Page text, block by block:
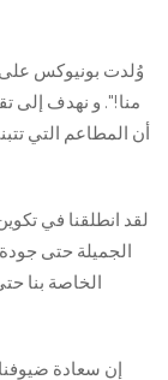
وُلدت بونيوكس على
منا!". و نهدف إلى
أن المطاعم التي
لقد انطلقنا في
الجميلة حتى
الخاصة بنا
إن سعادة